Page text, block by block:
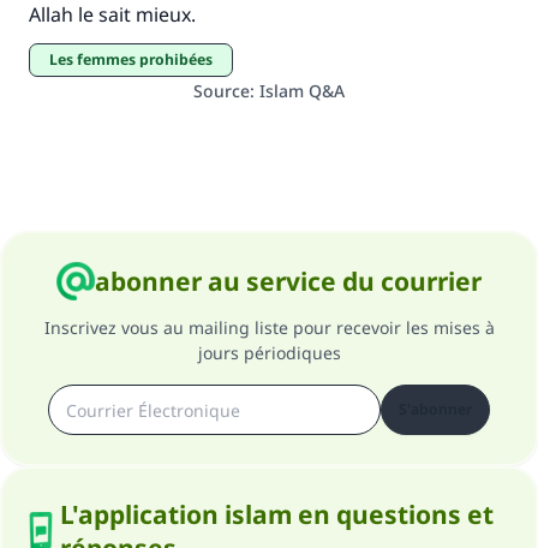
Allah le sait mieux.
les femmes prohibées
Source: Islam Q&A
abonner au service du courrier
Inscrivez vous au mailing liste pour recevoir les mises à
jours périodiques
L'application islam en questions et